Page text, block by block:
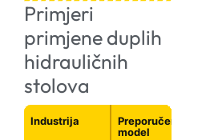
Primjeri
primjene duplih
hidrauličnih
stolova
Industrija
Preporučeni
model